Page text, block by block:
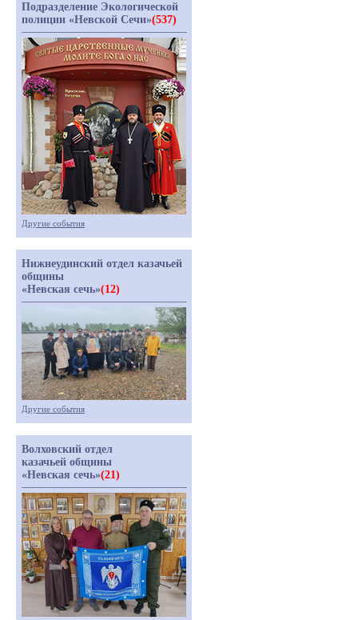
Подразделение Экологической
полиции «Невской Сечи»(537)
Другие события
Нижнеудинский отдел казачьей
общины
«Невская сечь»(12)
Другие события
Волховский отдел
казачьей общины
«Невская сечь»(21)